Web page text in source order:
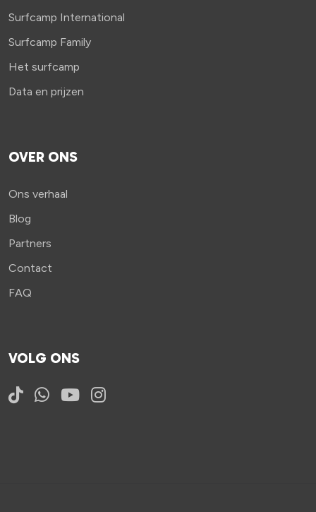
Surfcamp International
Surfcamp Family
Het surfcamp
Data en prijzen
OVER ONS
Ons verhaal
Blog
Partners
Contact
FAQ
VOLG ONS